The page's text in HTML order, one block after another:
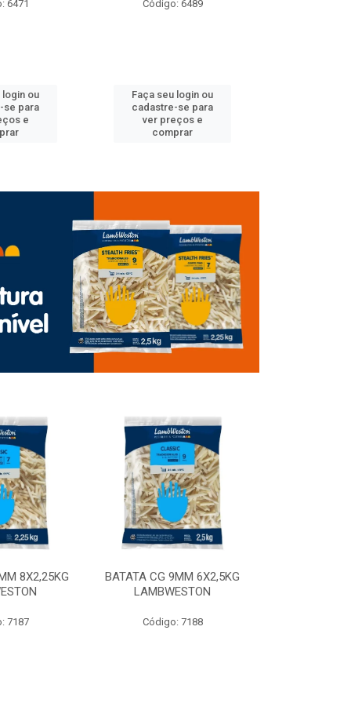
6489
login ou
se para
e
Código: 6614
Faça seu login ou
cadastre-se para
ver preços e
comprar
8X2,25KG
7187
BATATA CG 9MM 6X2,5KG
LAMBWESTON
Código: 7188